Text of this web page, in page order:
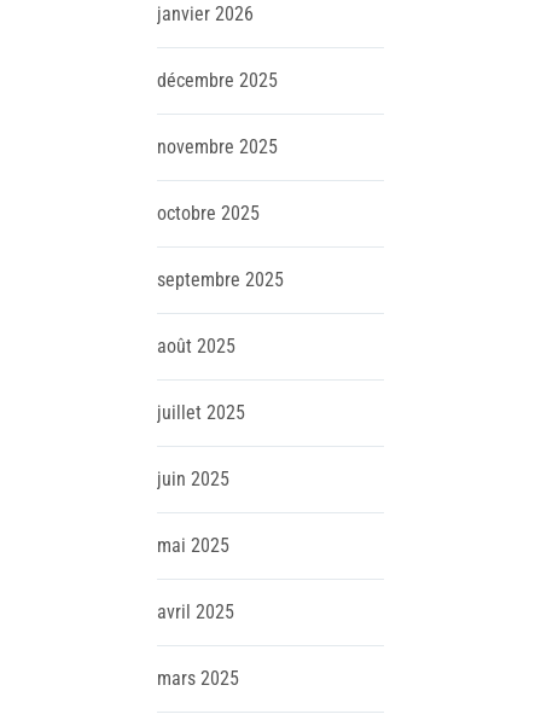
janvier 2026
décembre 2025
novembre 2025
octobre 2025
septembre 2025
août 2025
juillet 2025
juin 2025
mai 2025
avril 2025
mars 2025